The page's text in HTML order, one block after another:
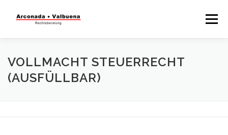
Menü
STARTSEITE RECHTSBERATUNG
VOLLMACHT STEUERRECHT
(AUSFÜLLBAR)